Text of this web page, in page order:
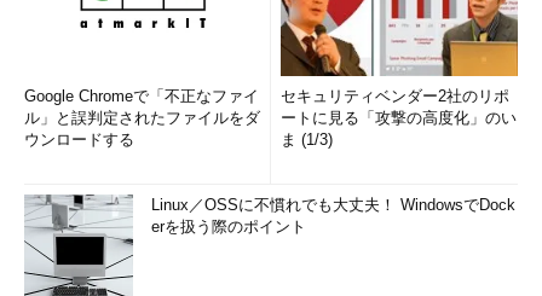
終了し、自動的にCD／DVD-Rディスクが排出される。配布メデ
ィアにするような場合は、念のためにほかのPCでディスクが読
めることを確認した方がよいだろう。
なお、「CD/DVDプレイヤーで使用する（マスタ）」形式で書
き込むには、CD／DVDディスクの容量の最大2倍の空き領域がハ
ダイアログが表示されて、書き込めないので注意したい。また
CD／DVD-RWでは、フォーマットを実行することで、書き込ん
だデータ・ファイルをすべて消去し、ディスクを再利用すること
ができる。フォーマットの際には、「USBフラッシュ ドライブ
Google Chromeで「不正なファイ
ル」と誤判定されたファイルをダ
ウンロードする
セキュリティベンダー2社のリポ
ートに見る「攻撃の高度化」のい
ま (1/3)
Linux／OSSに不慣れでも大丈夫！ WindowsでDock
erを扱う際のポイント